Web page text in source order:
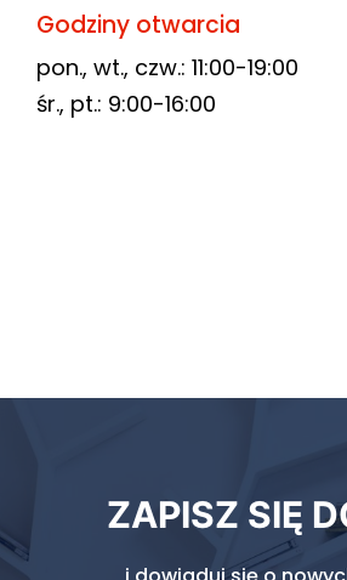
Godziny otwarcia
pon., wt., czw.: 11:00-19:00
śr., pt.: 9:00-16:00
ZAPISZ SIĘ